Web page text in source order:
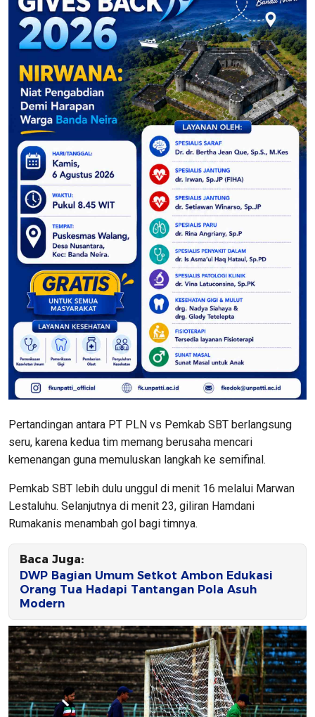
Pertandingan antara PT PLN vs Pemkab SBT berlangsung
seru, karena kedua tim memang berusaha mencari
kemenangan guna memuluskan langkah ke semifinal.
Pemkab SBT lebih dulu unggul di menit 16 melalui Marwan
Lestaluhu. Selanjutnya di menit 23, giliran Hamdani
Rumakanis menambah gol bagi timnya.
Baca Juga:
DWP Bagian Umum Setkot Ambon Edukasi
Orang Tua Hadapi Tantangan Pola Asuh
Modern